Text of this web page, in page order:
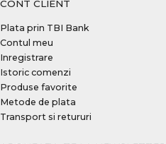
CONT CLIENT
Plata prin TBI Bank
Contul meu
Inregistrare
Istoric comenzi
Produse favorite
Metode de plata
Transport si retururi